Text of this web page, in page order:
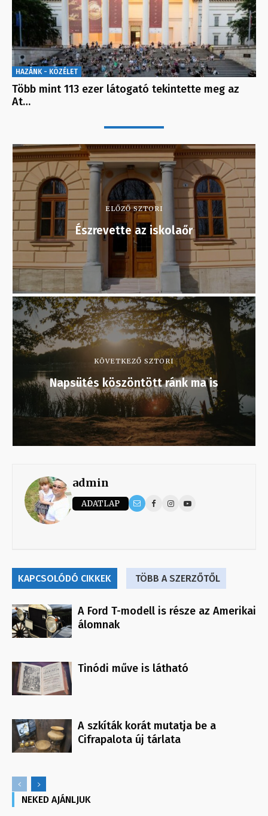
HAZÁNK - KÖZÉLET
Több mint 113 ezer látogató tekintette meg az
At…
ELŐZŐ SZTORI
Észrevette az iskolaőr
KÖVETKEZŐ SZTORI
Napsütés köszöntött ránk ma is
admin
ADATLAP
KAPCSOLÓDÓ CIKKEK TÖBB A SZERZŐTŐL
A Ford T-modell is része az Amerikai
álomnak
Tinódi műve is látható
A szkíták korát mutatja be a
Cifrapalota új tárlata
NEKED AJÁNLJUK